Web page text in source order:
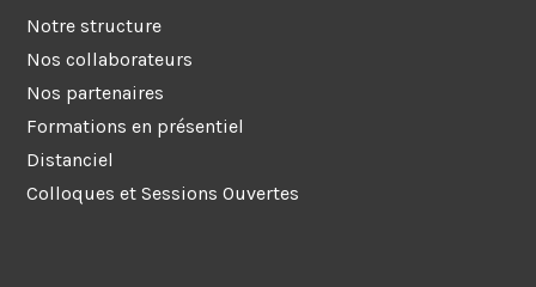
Notre structure
Nos collaborateurs
Nos partenaires
Formations en présentiel
Distanciel
Colloques et Sessions Ouvertes